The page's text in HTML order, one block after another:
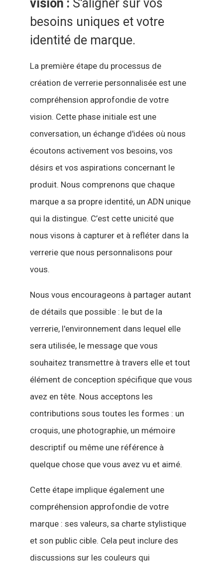
vision : S'aligner sur vos
besoins uniques et votre
identité de marque.
La première étape du processus de
création de verrerie personnalisée est une
compréhension approfondie de votre
vision. Cette phase initiale est une
conversation, un échange d'idées où nous
écoutons activement vos besoins, vos
désirs et vos aspirations concernant le
produit. Nous comprenons que chaque
marque a sa propre identité, un ADN unique
qui la distingue. C’est cette unicité que
nous visons à capturer et à refléter dans la
verrerie que nous personnalisons pour
vous.
Nous vous encourageons à partager autant
de détails que possible : le but de la
verrerie, l'environnement dans lequel elle
sera utilisée, le message que vous
souhaitez transmettre à travers elle et tout
élément de conception spécifique que vous
avez en tête. Nous acceptons les
contributions sous toutes les formes : un
croquis, une photographie, un mémoire
descriptif ou même une référence à
quelque chose que vous avez vu et aimé.
Cette étape implique également une
compréhension approfondie de votre
marque : ses valeurs, sa charte stylistique
et son public cible. Cela peut inclure des
discussions sur les couleurs qui